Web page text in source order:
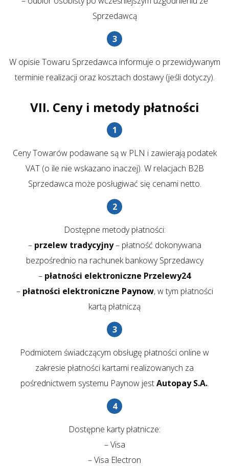
Sprzedawcą
W opisie Towaru Sprzedawca informuje o przewidywanym
terminie realizacji oraz kosztach dostawy (jeśli dotyczy).
VII. Ceny i metody płatności
Ceny Towarów podawane są w PLN i zawierają podatek
VAT (o ile nie wskazano inaczej). W relacjach B2B
Sprzedawca może posługiwać się cenami netto.
Dostępne metody płatności:
– przelew tradycyjny– płatność dokonywana
bezpośrednio na rachunek bankowy Sprzedawcy
– płatności elektroniczne Przelewy24
– płatności elektroniczne Paynow, w tym płatności
kartą płatniczą
Podmiotem świadczącym obsługę płatności online w
zakresie płatności kartami realizowanych za
pośrednictwem systemu Paynow jestAutopay S.A..
Dostępne karty płatnicze:
– Visa
– Visa Electron